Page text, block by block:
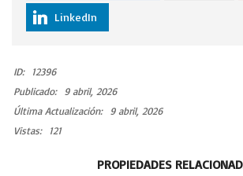
LinkedIn
ID:
12396
Publicado:
9 abril, 2026
Última Actualización:
9 abril, 2026
Vistas:
121
PROPIEDADES